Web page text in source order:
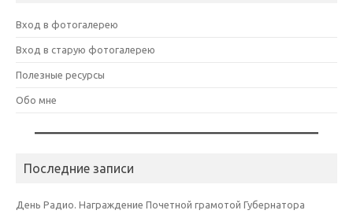
Вход в фотогалерею
Вход в старую фотогалерею
Полезные ресурсы
Обо мне
Последние записи
День Радио. Награждение Почетной грамотой Губернатора